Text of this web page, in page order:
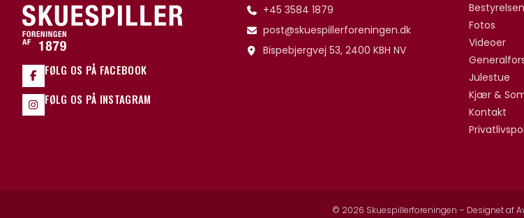
FØLG OS PÅ FACEBOOK
FØLG OS PÅ INSTAGRAM
+45 3584 1879
post@skuespillerforeningen.dk
Bispebjergvej 53, 2400 KBH NV
Bestyrelsen
Fotos
Videoer
Julestue
Kjær &
Kontakt
© 2026 Skuespillerforeningen – Designet af